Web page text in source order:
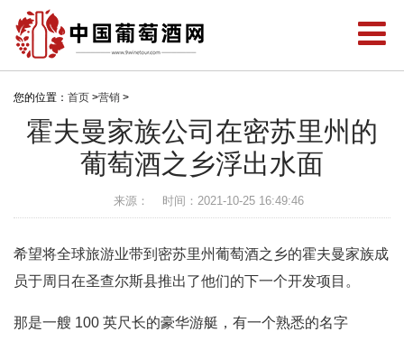
您的位置： 首页 >营销 >
霍夫曼家族公司在密苏里州的
葡萄酒之乡浮出水面
来源： 时间：2021-10-25 16:49:46
希望将全球旅游业带到密苏里州葡萄酒之乡的霍夫曼家族成
员于周日在圣查尔斯县推出了他们的下一个开发项目。
那是一艘 100 英尺长的豪华游艇，有一个熟悉的名字